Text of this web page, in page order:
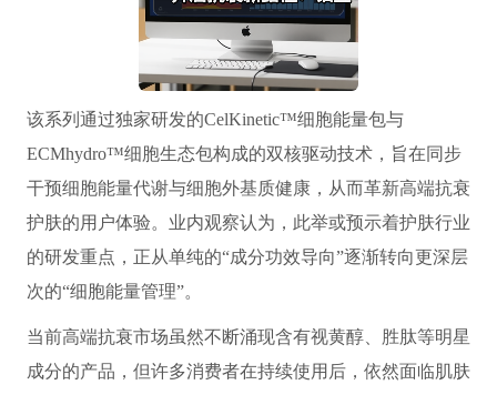
该系列通过独家研发的CelKinetic™细胞能量包与
ECMhydro™细胞生态包构成的双核驱动技术，旨在同步
干预细胞能量代谢与细胞外基质健康，从而革新高端抗衰
护肤的用户体验。业内观察认为，此举或预示着护肤行业
的研发重点，正从单纯的“成分功效导向”逐渐转向更深层
次的“细胞能量管理”。
当前高端抗衰市场虽然不断涌现含有视黄醇、胜肽等明星
成分的产品，但许多消费者在持续使用后，依然面临肌肤